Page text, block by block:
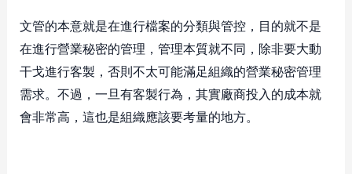
文管的本意就是在進行檔案的分類與管控，目的就不是
在進行營業秘密的管理，管理本質就不同，除非要大動
干戈進行客製，否則不太可能滿足組織的營業秘密管理
需求。不過，一旦有客製行為，其實廠商投入的成本就
會非常高，這也是組織應該要考量的地方。